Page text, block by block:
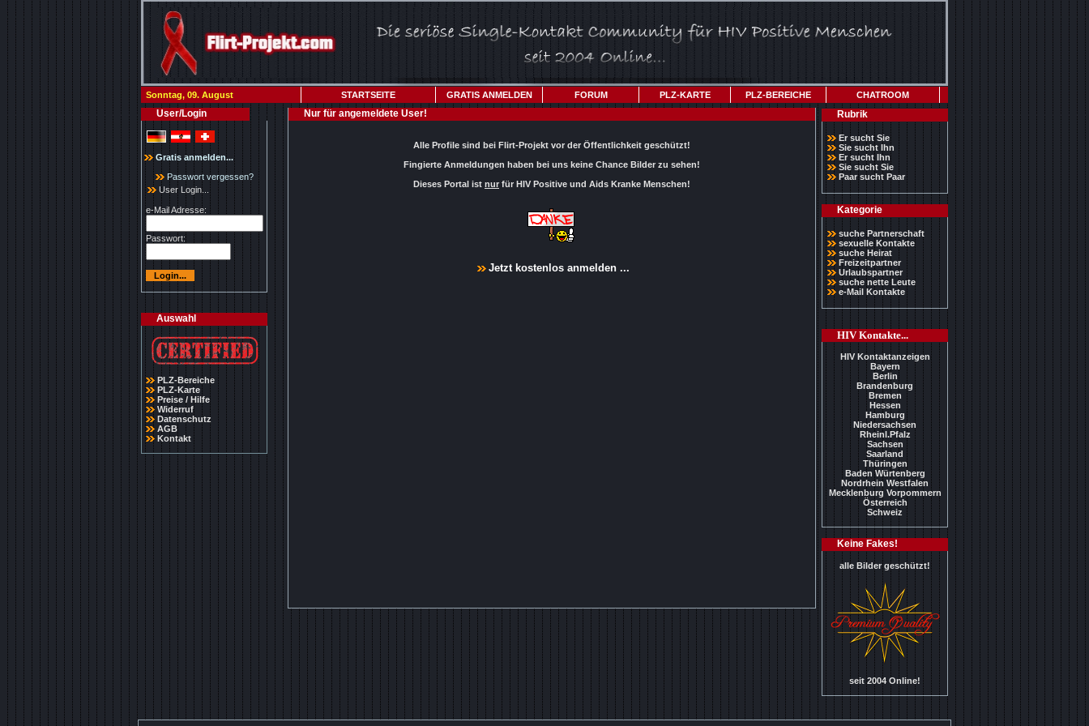
Sonntag, 09. August STARTSEITE GRATIS ANMELDEN FORUM PLZ-KARTE PLZ-BEREICHE CHATROOM
User/Login
Gratis anmelden...
Passwort vergessen?
User Login...
e-Mail Adresse:
Passwort:
Auswahl
PLZ-Bereiche
PLZ-Karte
Preise / Hilfe
Widerruf
Datenschutz
AGB
Kontakt
Nur für angemeldete User!
Alle Profile sind bei Flirt-Projekt vor der Öffentlichkeit geschützt!
Fingierte Anmeldungen haben bei uns keine Chance Bilder zu sehen!
Dieses Portal ist nur für HIV Positive und Aids Kranke Menschen!
Jetzt kostenlos anmelden ...
Rubrik
Er sucht Sie
Sie sucht Ihn
Er sucht Ihn
Sie sucht Sie
Paar sucht Paar
Kategorie
suche Partnerschaft
sexuelle Kontakte
suche Heirat
Freizeitpartner
Urlaubspartner
suche nette Leute
e-Mail Kontakte
HIV Kontakte...
HIV Kontaktanzeigen
Bayern
Berlin
Brandenburg
Bremen
Hessen
Hamburg
Niedersachsen
Rheinl.Pfalz
Sachsen
Saarland
Thüringen
Baden Würtenberg
Nordrhein Westfalen
Mecklenburg Vorpommern
Österreich
Schweiz
Keine Fakes!
alle Bilder geschützt!
seit 2004 Online!